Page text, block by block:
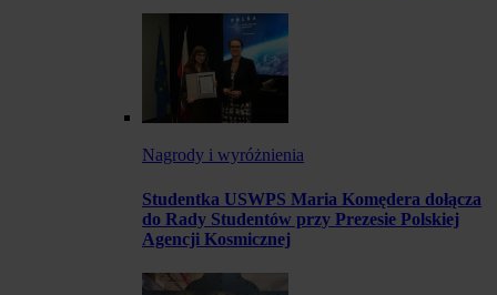
Nagrody i wyróżnienia
Studentka USWPS Maria Komędera dołącza
do Rady Studentów przy Prezesie Polskiej
Agencji Kosmicznej